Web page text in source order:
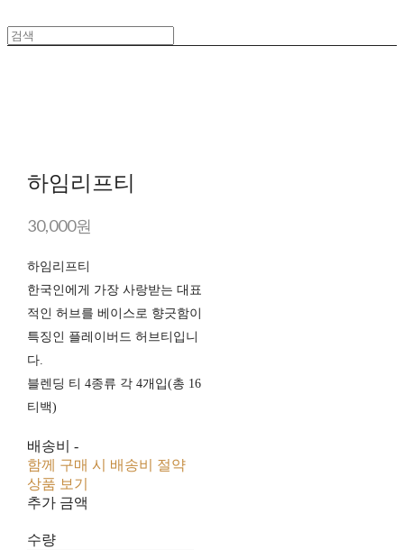
하임리프티
30,000원
하임리프티
한국인에게 가장 사랑받는 대표
적인 허브를 베이스로 향긋함이
특징인 플레이버드 허브티입니
다.
블렌딩 티 4종류 각 4개입(총 16
티백)
배송비 -
함께 구매 시 배송비 절약
상품 보기
추가 금액
수량